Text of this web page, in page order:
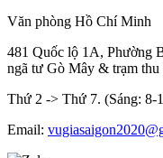
Văn phòng Hồ Chí Minh
481 Quốc lộ 1A, Phường
ngã tư Gò Mây & trạm
Thứ 2 -> Thứ 7. (Sáng: 8-
Email: